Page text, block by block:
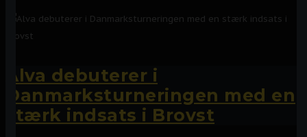
Alva debuterer i
Danmarksturneringen med en
stærk indsats i Brovst